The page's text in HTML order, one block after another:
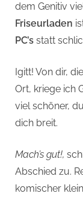
dem Genitiv
Friseurladen
PC’s statt
Igitt! Von dir,
Ort, kriege ich
viel schöner,
dich breit.
Mach’s gut!,
Abschied zu.
komischer